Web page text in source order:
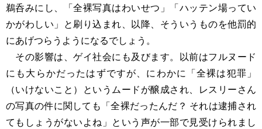
鵜呑みにし、「全裸写真はわいせつ」「ハッテン場ってい
かがわしい」と刷り込まれ、以降、そういうものを他罰的
にあげつらうようになるでしょう。
その影響は、ゲイ社会にも及びます。以前はフルヌード
にも大らかだったはずですが、にわかに「全裸は犯罪」
（いけないこと）というムードが醸成され、レスリーさん
の写真の件に関しても「全裸だったんだ？ それは逮捕され
てもしょうがないよね」という声が一部で見受けられまし